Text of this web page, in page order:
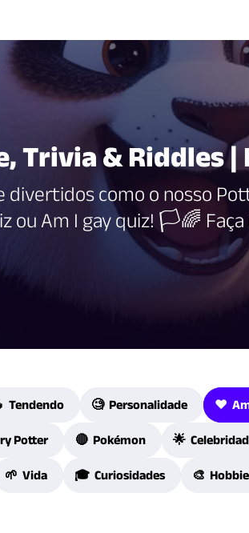
Trivia & Riddles
divertidos como o nosso
ou Am I gay quiz! 🏳🌈
Tendendo 🧐 Personalidade ❤️
Potter 🔴 Pokémon 🌟
🌱 Vida 🎓 Curiosidades 🎨